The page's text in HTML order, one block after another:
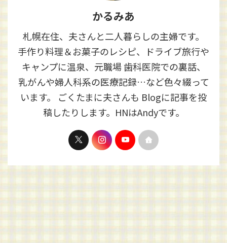
かるみあ
札幌在住、夫さんと二人暮らしの主婦です。
手作り料理＆お菓子のレシピ、ドライブ旅行や
キャンプに温泉、元職場 歯科医院での裏話、
乳がんや婦人科系の医療記録…など色々綴って
います。 ごくたまに夫さんも Blogに記事を投
稿したりします。HNはAndyです。